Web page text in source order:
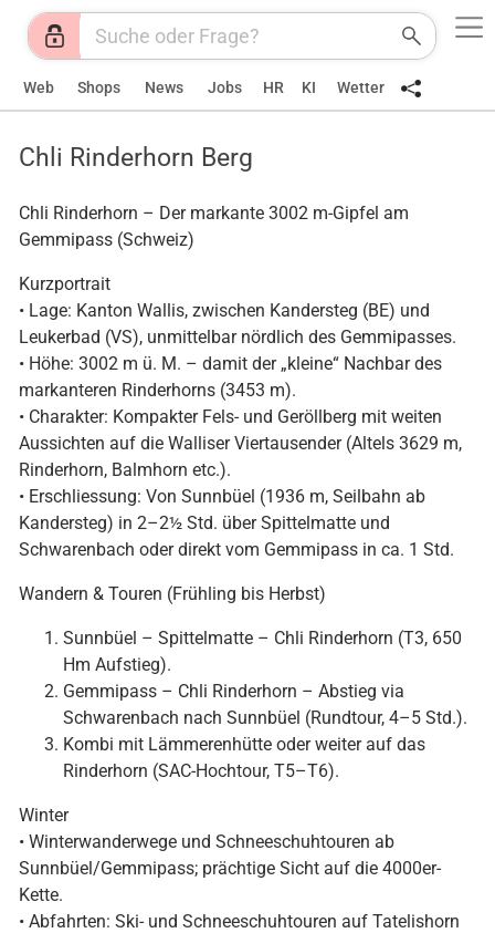
Web Shops News Jobs HR KI Wetter
Chli Rinderhorn Berg
Chli Rinderhorn – Der markante 3002 m-Gipfel am
Gemmipass (Schweiz)
Kurzportrait
• Lage: Kanton Wallis, zwischen Kandersteg (BE) und
Leukerbad (VS), unmittelbar nördlich des Gemmipasses.
• Höhe: 3002 m ü. M. – damit der „kleine“ Nachbar des
markanteren Rinderhorns (3453 m).
• Charakter: Kompakter Fels- und Geröllberg mit weiten
Aussichten auf die Walliser Viertausender (Altels 3629 m,
Rinderhorn, Balmhorn etc.).
• Erschliessung: Von Sunnbüel (1936 m, Seilbahn ab
Kandersteg) in 2–2½ Std. über Spittelmatte und
Schwarenbach oder direkt vom Gemmipass in ca. 1 Std.
Wandern & Touren (Frühling bis Herbst)
Sunnbüel – Spittelmatte – Chli Rinderhorn (T3, 650
Hm Aufstieg).
Gemmipass – Chli Rinderhorn – Abstieg via
Schwarenbach nach Sunnbüel (Rundtour, 4–5 Std.).
Kombi mit Lämmerenhütte oder weiter auf das
Rinderhorn (SAC-Hochtour, T5–T6).
Winter
• Winterwanderwege und Schneeschuhtouren ab
Sunnbüel/Gemmipass; prächtige Sicht auf die 4000er-
Kette.
• Abfahrten: Ski- und Schneeschuhtouren auf Tatelishorn